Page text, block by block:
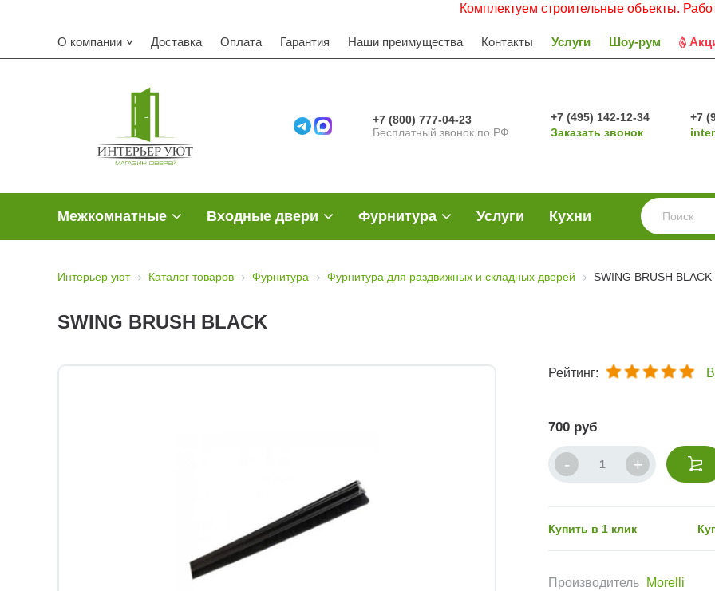
Комплектуем строительные объекты. Работаем
О компании Доставка Оплата Гарантия Наши преимущества Контакты Услуги Шоу-рум
+7 (800) 777-04-23
Бесплатный звонок по РФ
+7 (495) 142-12-34
Заказать звонок
+7
Межкомнатные Входные двери Фурнитура Услуги Кухни
Интерьер уют Каталог товаров Фурнитура Фурнитура для раздвижных и складных дверей SWING BRUSH BLACK
SWING BRUSH BLACK
Рейтинг:
700 руб
Купить в 1 клик
Производитель
Morelli